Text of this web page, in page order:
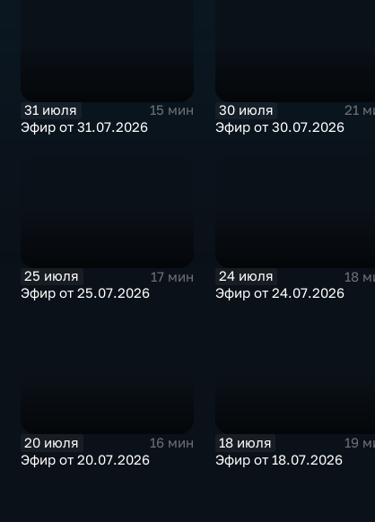
31 июля
15 мин
Эфир от 31.07.2026
30 июля
21
Эфир от 30.07.2026
25 июля
17 мин
Эфир от 25.07.2026
24 июля
18
Эфир от 24.07.2026
20 июля
16 мин
Эфир от 20.07.2026
18 июля
19
Эфир от 18.07.2026